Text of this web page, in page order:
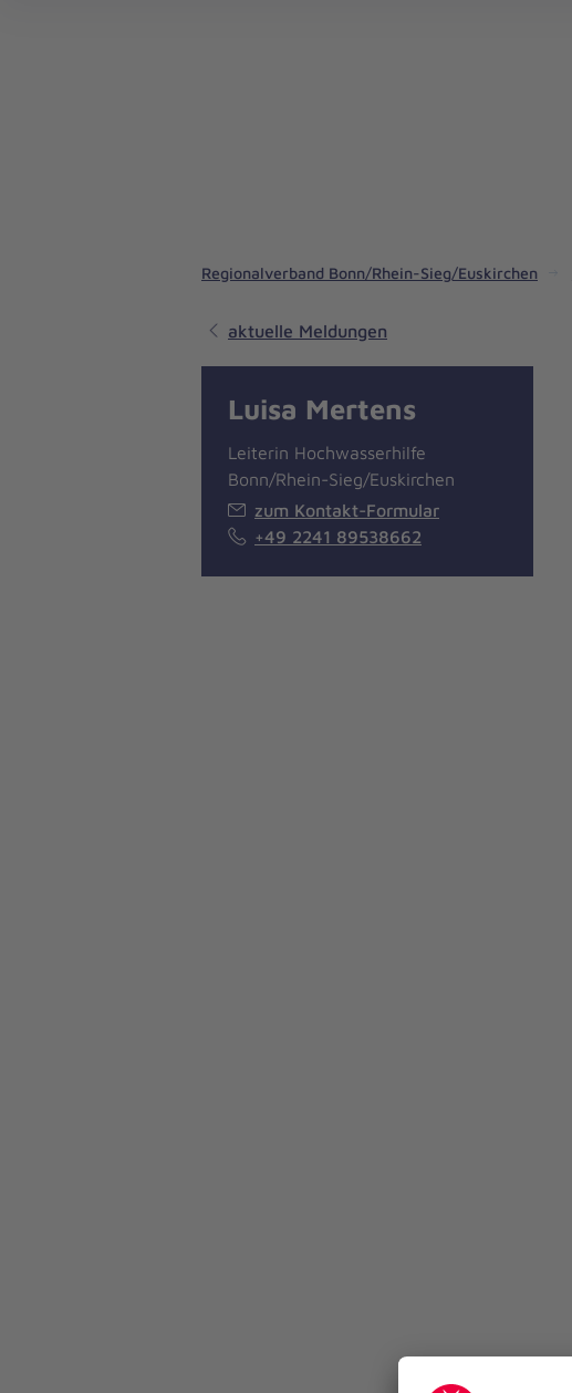
Regionalverband Bonn/Rhein-Sieg/Euskirchen
aktuelle Meldungen
Luisa Mertens
Leiterin Hochwasserhilfe
Bonn/Rhein-Sieg/Euskirchen
zum Kontakt-Formular
+49 2241 89538662